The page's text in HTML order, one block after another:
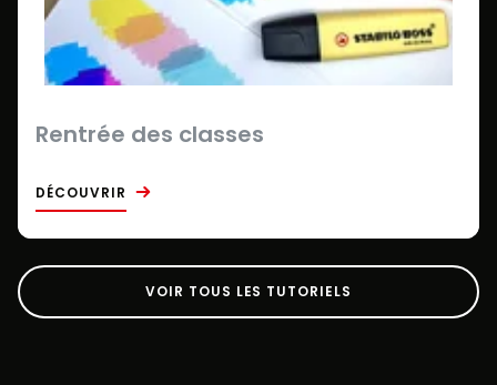
Rentrée des classes
DÉCOUVRIR
VOIR TOUS LES TUTORIELS